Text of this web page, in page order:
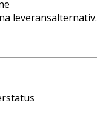
leveransalternativ.